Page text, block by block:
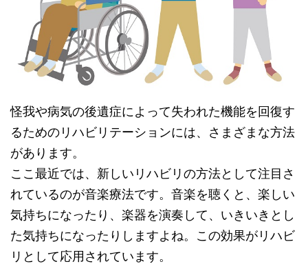
怪我や病気の後遺症によって失われた機能を回復す
るためのリハビリテーションには、さまざまな方法
があります。
ここ最近では、新しいリハビリの方法として注目さ
れているのが音楽療法です。音楽を聴くと、楽しい
気持ちになったり、楽器を演奏して、いきいきとし
た気持ちになったりしますよね。この効果がリハビ
リとして応用されています。